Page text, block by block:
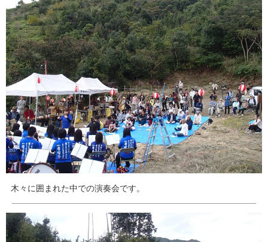
木々に囲まれた中での演奏会です。